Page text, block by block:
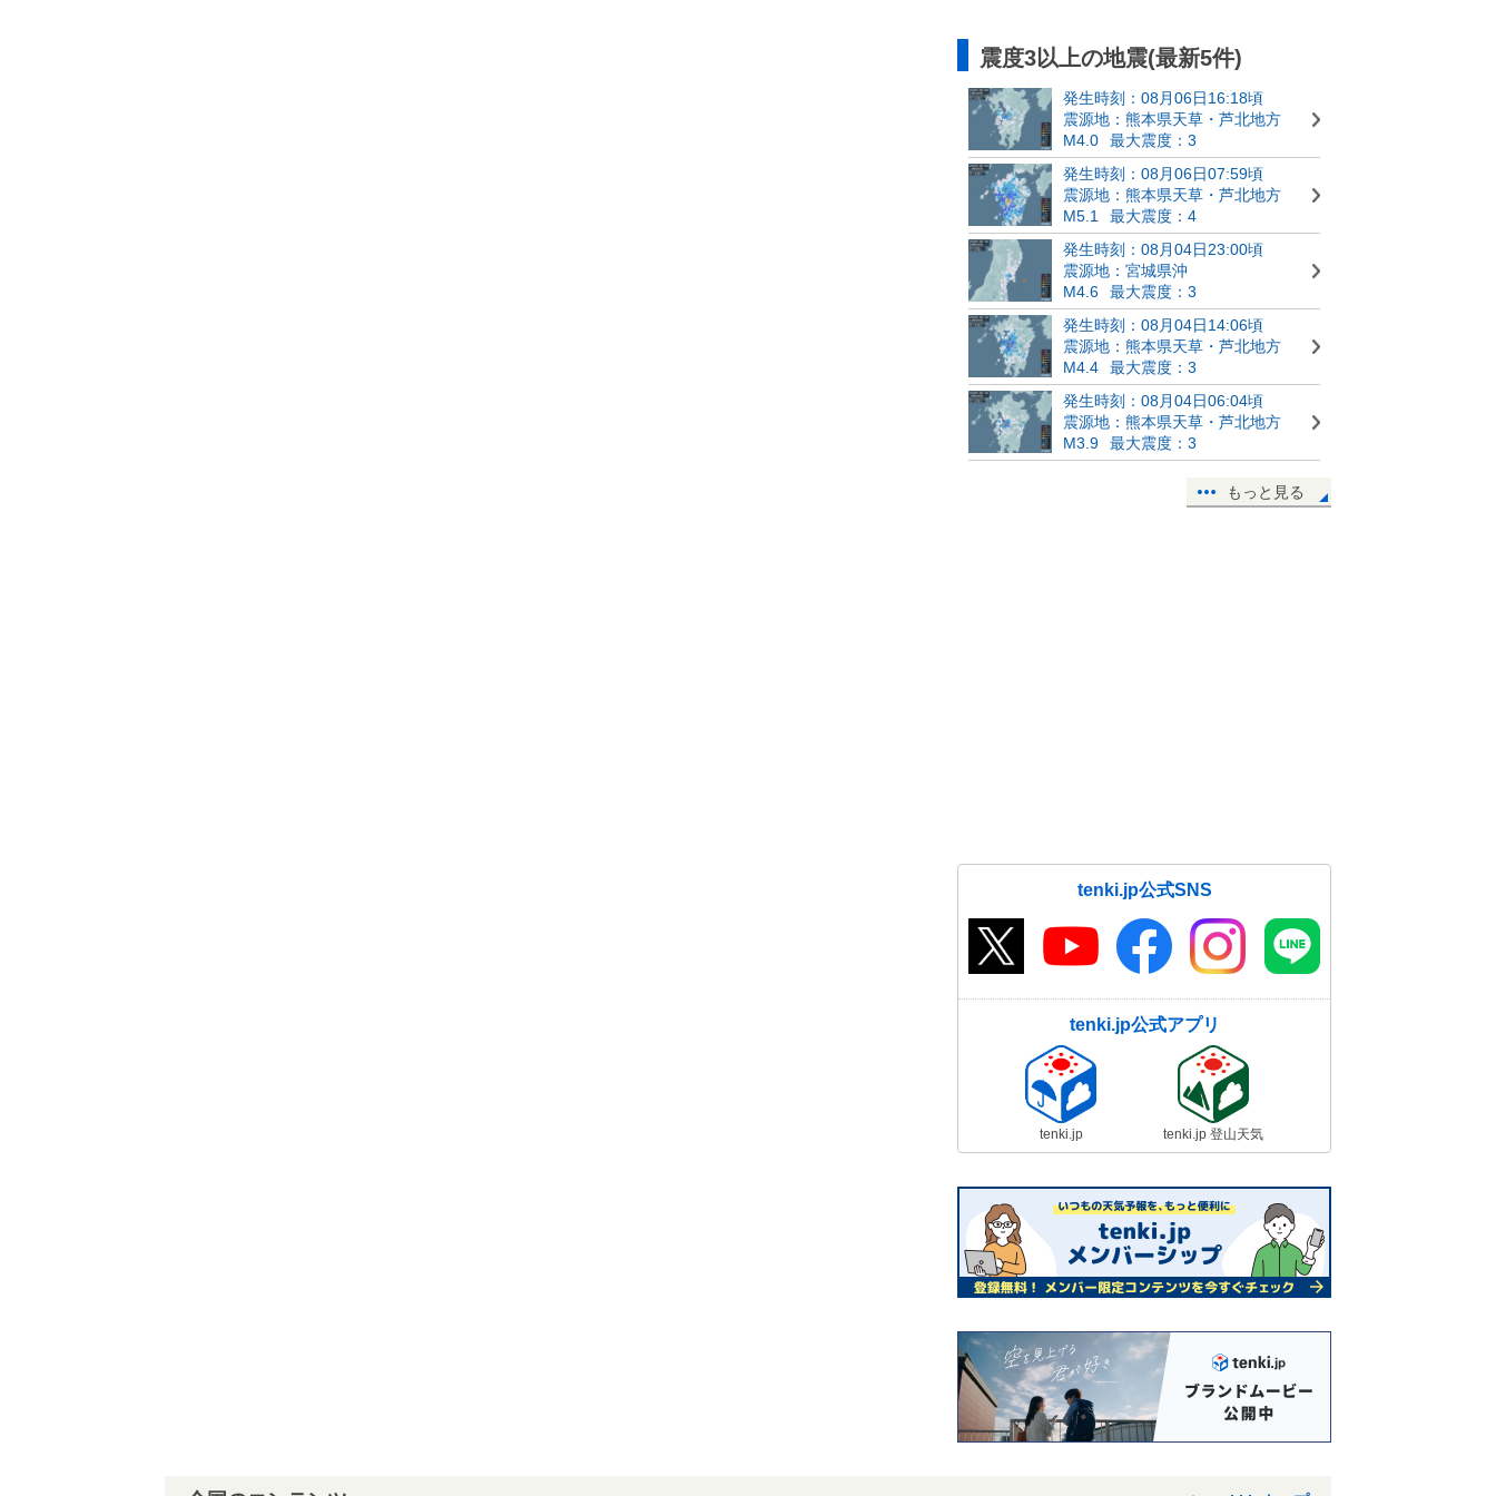
震度3以上の地震(最新5件)
発生時刻：08月06日16:18頃
震源地：熊本県天草・芦北地方
M4.0
最大震度：3
発生時刻：08月06日07:59頃
震源地：熊本県天草・芦北地方
M5.1
最大震度：4
発生時刻：08月04日23:00頃
震源地：宮城県沖
M4.6
最大震度：3
発生時刻：08月04日14:06頃
震源地：熊本県天草・芦北地方
M4.4
最大震度：3
発生時刻：08月04日06:04頃
震源地：熊本県天草・芦北地方
M3.9
最大震度：3
もっと見る
tenki.jp公式SNS
tenki.jp公式アプリ
tenki.jp tenki.jp 登山天気